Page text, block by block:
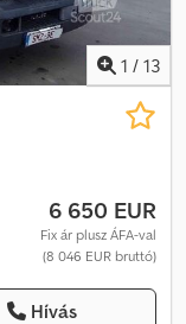
1 / 13
6 650 EUR
Fix ár plusz ÁFA-val
(8 046 EUR bruttó)
Hívás